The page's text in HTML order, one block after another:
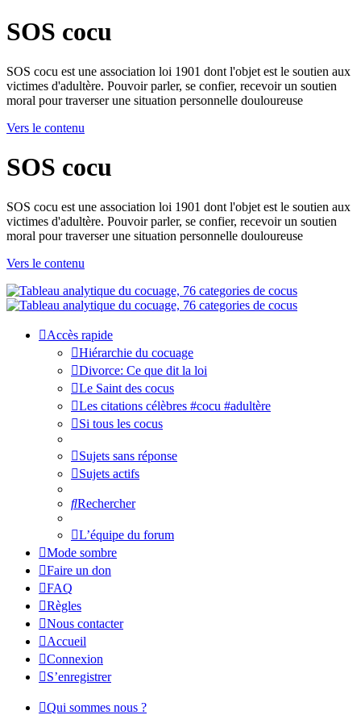
SOS cocu
SOS cocu est une association loi 1901 dont l'objet est le soutien aux
victimes d'adultère. Pouvoir parler, se confier, recevoir un soutien
moral pour traverser une situation personnelle douloureuse
Vers le contenu
SOS cocu
SOS cocu est une association loi 1901 dont l'objet est le soutien aux
victimes d'adultère. Pouvoir parler, se confier, recevoir un soutien
moral pour traverser une situation personnelle douloureuse
Vers le contenu
Accès rapide
Hiérarchie du cocuage
Divorce: Ce que dit la loi
Le Saint des cocus
Les citations célèbres #cocu #adultère
Si tous les cocus
Sujets sans réponse
Sujets actifs
Rechercher
L’équipe du forum
Mode sombre
Faire un don
FAQ
Règles
Nous contacter
Accueil
Connexion
S’enregistrer
Qui sommes nous ?